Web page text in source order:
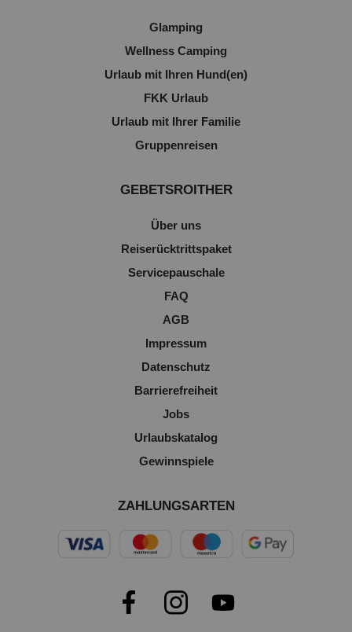
Glamping
Wellness Camping
Urlaub mit Ihren Hund(en)
FKK Urlaub
Urlaub mit Ihrer Familie
Gruppenreisen
GEBETSROITHER
Über uns
Reiserücktrittspaket
Servicepauschale
FAQ
AGB
Impressum
Datenschutz
Barrierefreiheit
Jobs
Urlaubskatalog
Gewinnspiele
ZAHLUNGSARTEN